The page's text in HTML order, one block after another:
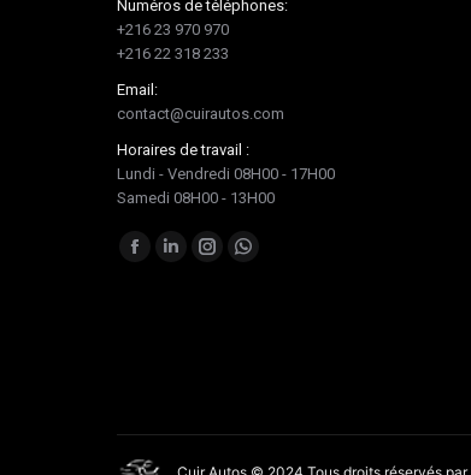
Numéros de téléphones:
+216 23 970 970
+216 22 318 233
Email:
contact@cuirautos.com
Horaires de travail :
Lundi - Vendredi 08H00 - 17H00
Samedi 08H00 - 13H00
Trouvez nous sur :
Facebook
LinkedInInstagramWhatsapp